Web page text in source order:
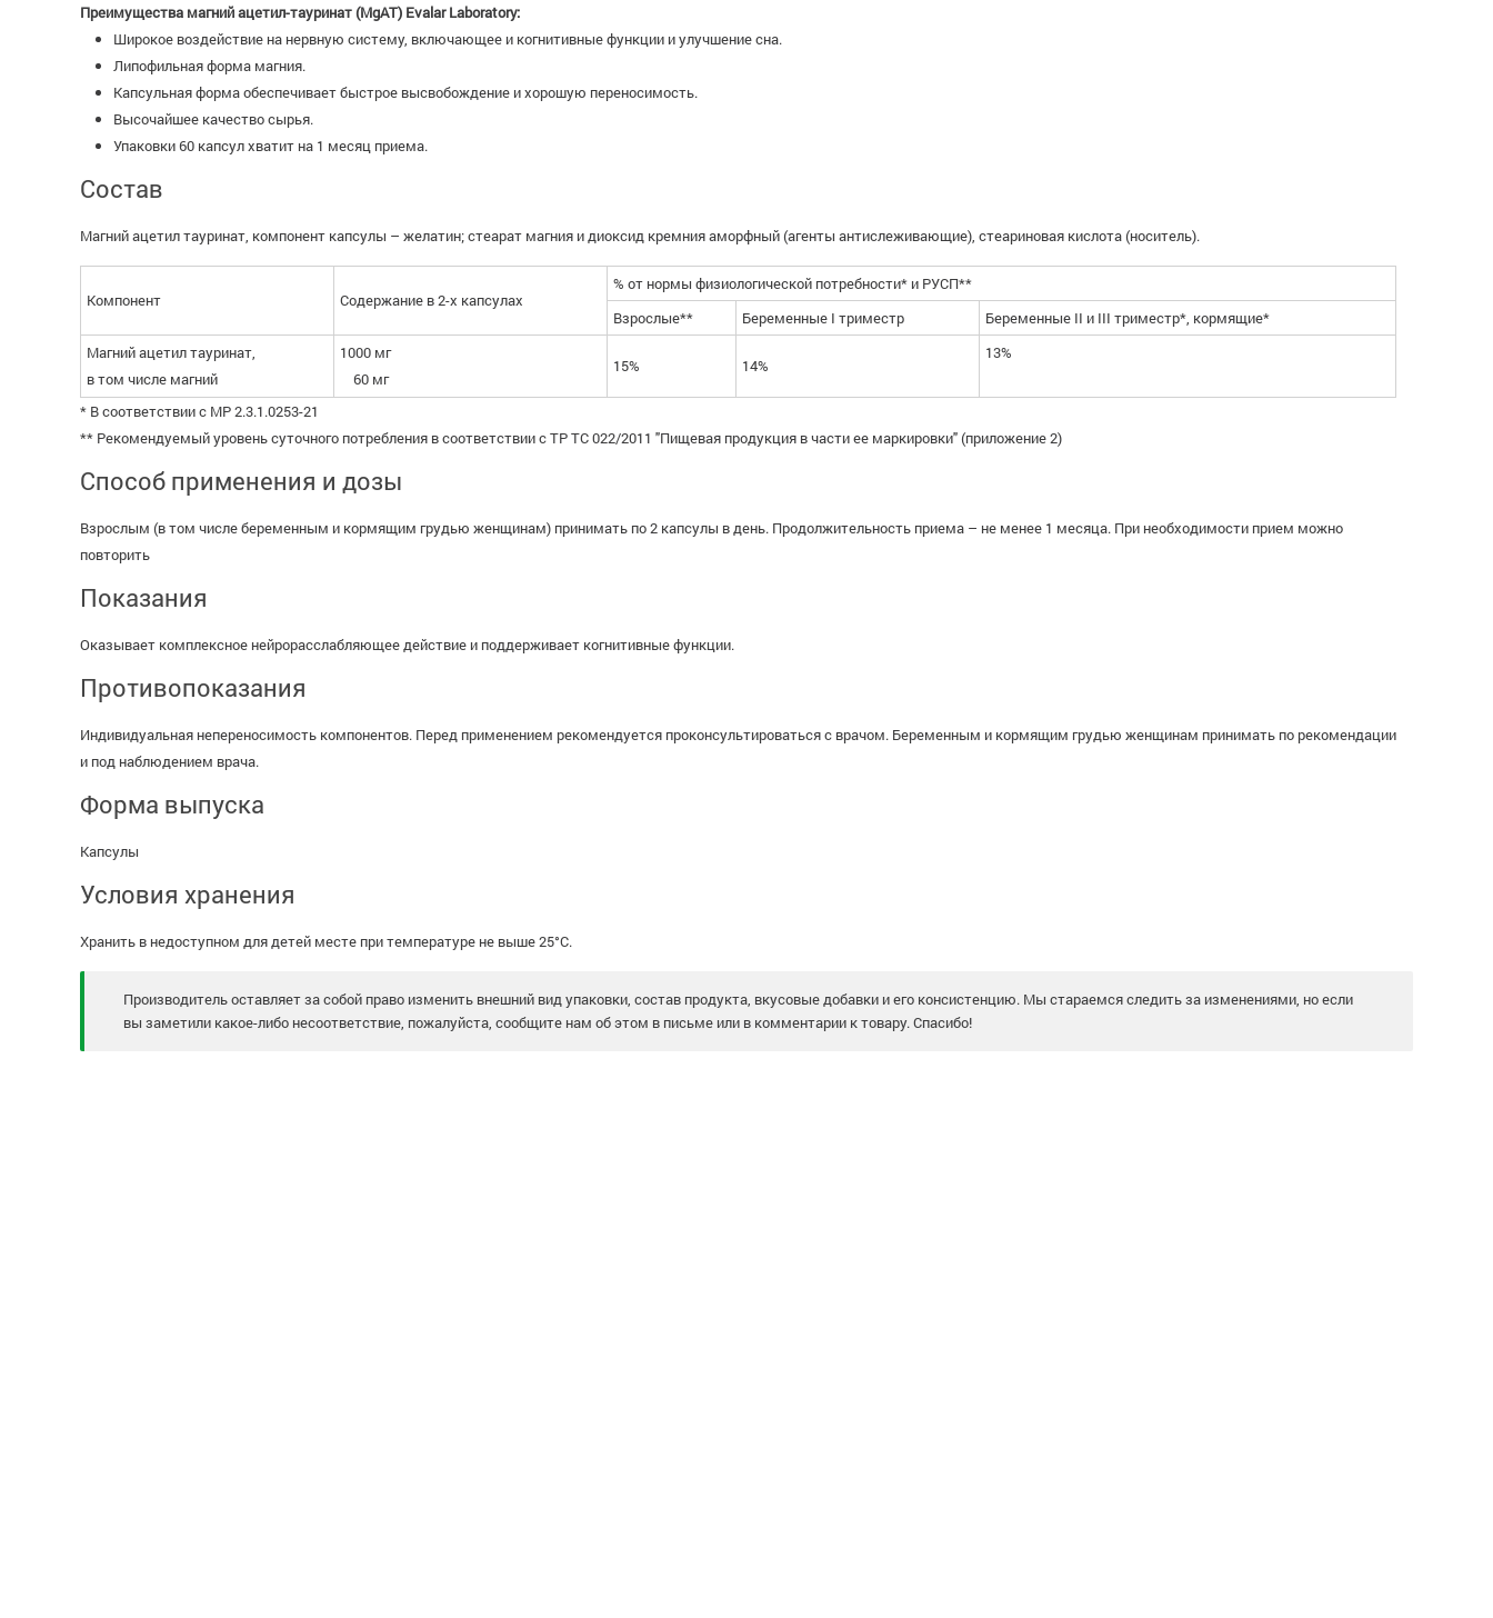
Преимущества магний ацетил-тауринат (MgAT) Evalar Laboratory:
Широкое воздействие на нервную систему, включающее и когнитивные функции и улучшение сна.
Липофильная форма магния.
Капсульная форма обеспечивает быстрое высвобождение и хорошую переносимость.
Высочайшее качество сырья.
Упаковки 60 капсул хватит на 1 месяц приема.
Состав
Магний ацетил тауринат, компонент капсулы – желатин; стеарат магния и диоксид кремния аморфный (агенты антислеживающие), стеариновая кислота (носитель).
Компонент Содержание в 2-х капсулах
% от нормы физиологической потребности* и РУСП**
Взрослые**
Беременные I триместр
Беременные II и III триместр*, кормящие*
Магний ацетил тауринат,
в том числе магний
1000 мг
60 мг
15% 14%
13%
* В соответствии с МР 2.3.1.0253-21
** Рекомендуемый уровень суточного потребления в соответствии с ТР ТС 022/2011 "Пищевая продукция в части ее маркировки" (приложение 2)
Способ применения и дозы
Взрослым (в том числе беременным и кормящим грудью женщинам) принимать по 2 капсулы в день. Продолжительность приема – не менее 1 месяца. При необходимости прием можно
повторить
Показания
Оказывает комплексное нейрорасслабляющее действие и поддерживает когнитивные функции.
Противопоказания
Индивидуальная непереносимость компонентов. Перед применением рекомендуется проконсультироваться с врачом. Беременным и кормящим грудью женщинам принимать по рекомендации
и под наблюдением врача.
Форма выпуска
Капсулы
Условия хранения
Хранить в недоступном для детей месте при температуре не выше 25°С.
Производитель оставляет за собой право изменить внешний вид упаковки, состав продукта, вкусовые добавки и его консистенцию. Мы стараемся следить за изменениями, но если
вы заметили какое-либо несоответствие, пожалуйста, сообщите нам об этом в письме или в комментарии к товару. Спасибо!